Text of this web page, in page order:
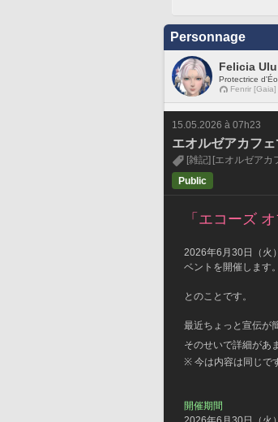
Personnage
Felicia Ulu
Protectrice
Fenrir [Gaia]
15.05.2026 à 07h23
エオルゼアカフ
[雑記] [エオルゼアカ
Public
「エコーズ
2026年6月30日（火
ベントを開催します。
とのことです。
最近ちょっと宣伝が
そのせいで詳細があ
※ 今は内容は同じで
開催期間